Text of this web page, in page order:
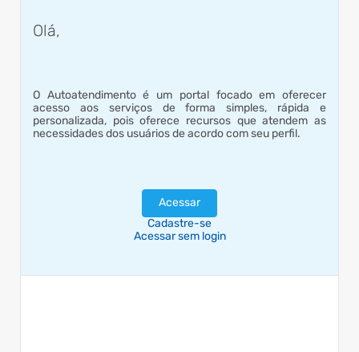
antes de ser levada ao Hospital
Municipal
29/07/2026 14h56
Olá,
O Autoatendimento é um portal focado em oferecer
acesso aos serviços de forma simples, rápida e
personalizada, pois oferece recursos que atendem as
necessidades dos usuários de acordo com seu perfil.
Acessar
Cadastre-se
Acessar sem login